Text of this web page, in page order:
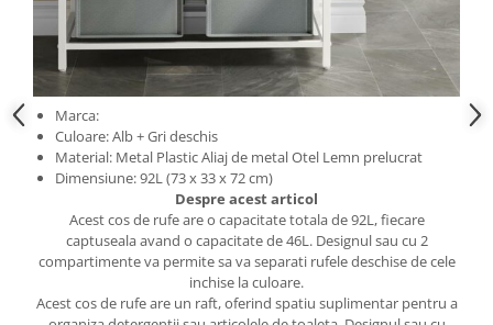
Mobila living
Comode
Mese cafea si decorative
Rafturi si biblioteci
Tabureti si fotolii
Mobila hol
Cuiere
Marca:
Culoare: Alb + Gri deschis
Material: Metal Plastic Aliaj de metal Otel Lemn prelucrat
Dimensiune: 92L (73 x 33 x 72 cm)
Despre acest articol
Acest cos de rufe are o capacitate totala de 92L, fiecare
captuseala avand o capacitate de 46L. Designul sau cu 2
compartimente va permite sa va separati rufele deschise de cele
inchise la culoare.
Acest cos de rufe are un raft, oferind spatiu suplimentar pentru a